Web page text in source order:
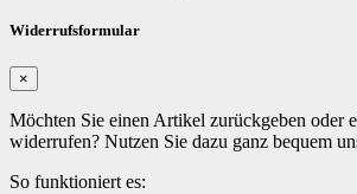
Widerrufsformular
×
Möchten Sie einen Artikel zurückgeben oder
widerrufen? Nutzen Sie dazu ganz bequem
So funktioniert es: